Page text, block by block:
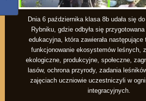
Dnia 6 października klasa 8b udała się
Rybniku, gdzie odbyła się
edukacyjna, która zawierała następujące
funkcjonowanie ekosystemów leśnych,
ekologiczne, produkcyjne, społeczne,
lasów, ochrona przyrody, zadania
zajęciach uczniowie uczestniczyli w
integracyjnych.